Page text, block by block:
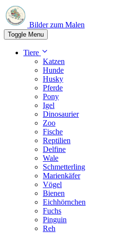
Bilder zum Malen
Toggle Menu
Tiere
Katzen
Hunde
Husky
Pferde
Pony
Igel
Dinosaurier
Zoo
Fische
Reptilien
Delfine
Wale
Schmetterling
Marienkäfer
Vögel
Bienen
Eichhörnchen
Fuchs
Pinguin
Reh